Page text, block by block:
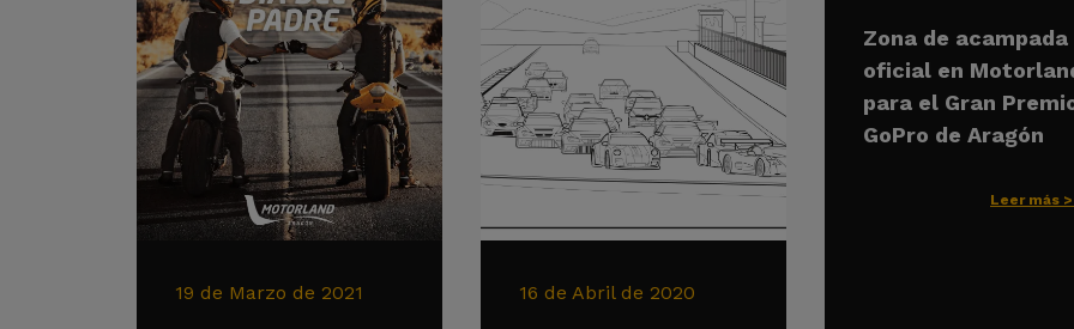
19 de Marzo de 2021 16 de Abril de 2020
Zona de acampada
oficial en
para el Gran
GoPro de Aragón
Leer más